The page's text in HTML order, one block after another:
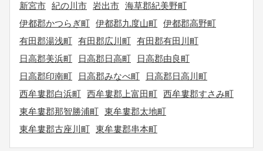
新宮市 紀の川市 岩出市 海草郡紀美野町
伊都郡かつらぎ町 伊都郡九度山町 伊都郡高野町
有田郡湯浅町 有田郡広川町 有田郡有田川町
日高郡美浜町
日高郡日高町
日高郡由良町
日高郡印南町
日高郡みなべ町
日高郡日高川町
西牟婁郡白浜町 西牟婁郡上富田町 西牟婁郡すさみ町
東牟婁郡那智勝浦町 東牟婁郡太地町
東牟婁郡古座川町 東牟婁郡串本町